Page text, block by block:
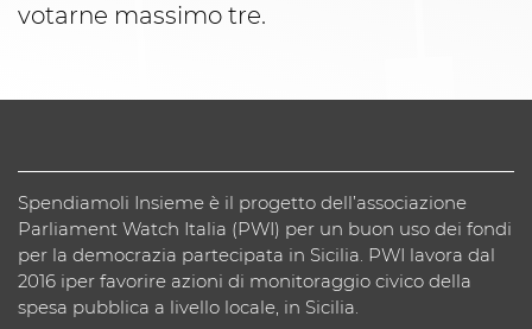
votarne massimo tre.
Spendiamoli Insieme è il progetto dell’associazione
Parliament Watch Italia (PWI) per un buon uso dei fondi
per la democrazia partecipata in Sicilia. PWI lavora dal
2016 iper favorire azioni di monitoraggio civico della
spesa pubblica a livello locale, in Sicilia.